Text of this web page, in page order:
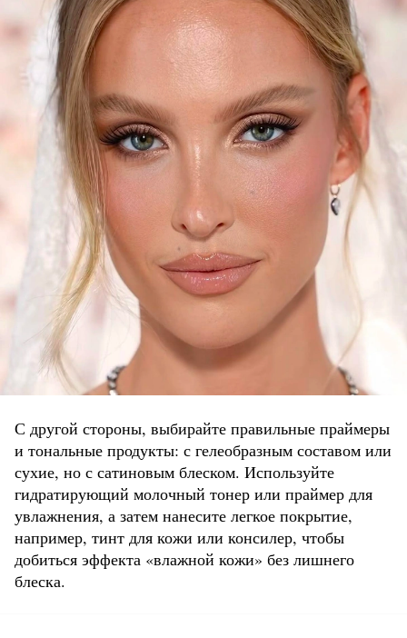
С другой стороны, выбирайте правильные праймеры
и тональные продукты: с гелеобразным составом или
сухие, но с сатиновым блеском. Используйте
гидратирующий молочный тонер или праймер для
увлажнения, а затем нанесите легкое покрытие,
например, тинт для кожи или консилер, чтобы
добиться эффекта «влажной кожи» без лишнего
блеска.